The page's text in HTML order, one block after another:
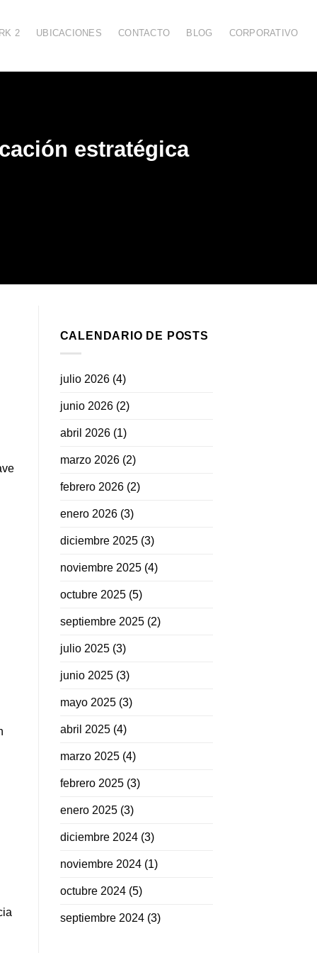
2 UBICACIONES CONTACTO BLOG CORPORATIVO
estratégica
CALENDARIO DE POSTS
julio 2026(4)
junio 2026(2)
abril 2026(1)
marzo 2026(2)
febrero 2026(2)
enero 2026(3)
diciembre 2025(3)
noviembre 2025(4)
octubre 2025(5)
septiembre 2025(2)
julio 2025(3)
junio 2025(3)
mayo 2025(3)
abril 2025(4)
marzo 2025(4)
febrero 2025(3)
enero 2025(3)
diciembre 2024(3)
noviembre 2024(1)
octubre 2024(5)
septiembre 2024(3)